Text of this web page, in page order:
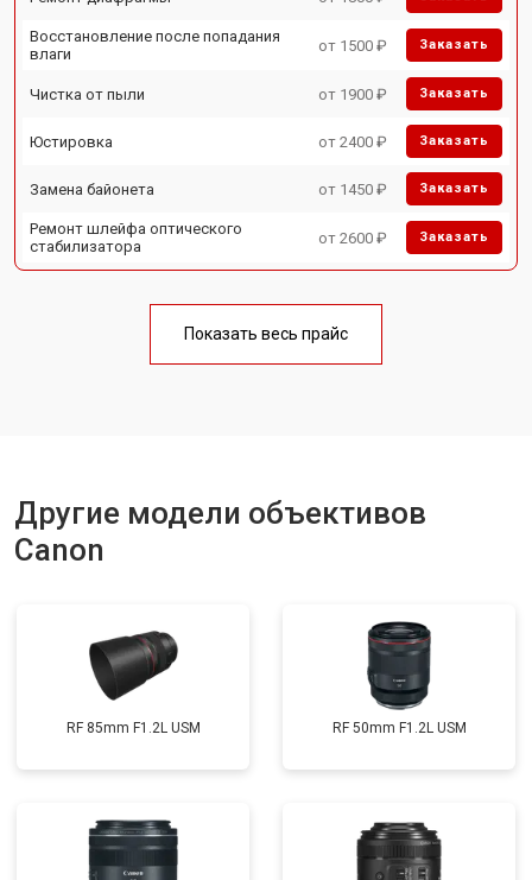
Восстановление после попадания
влаги
от 1500 ₽ Заказать
Чистка от пыли от 1900 ₽ Заказать
Юстировка от 2400 ₽ Заказать
Замена байонета от 1450 ₽ Заказать
Ремонт шлейфа оптического
стабилизатора
от 2600 ₽ Заказать
Показать весь прайс
Другие модели объективов
Canon
RF 85mm F1.2L USM RF 50mm F1.2L USM